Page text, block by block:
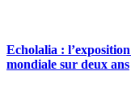
Echolalia :
mondiale sur deux ans